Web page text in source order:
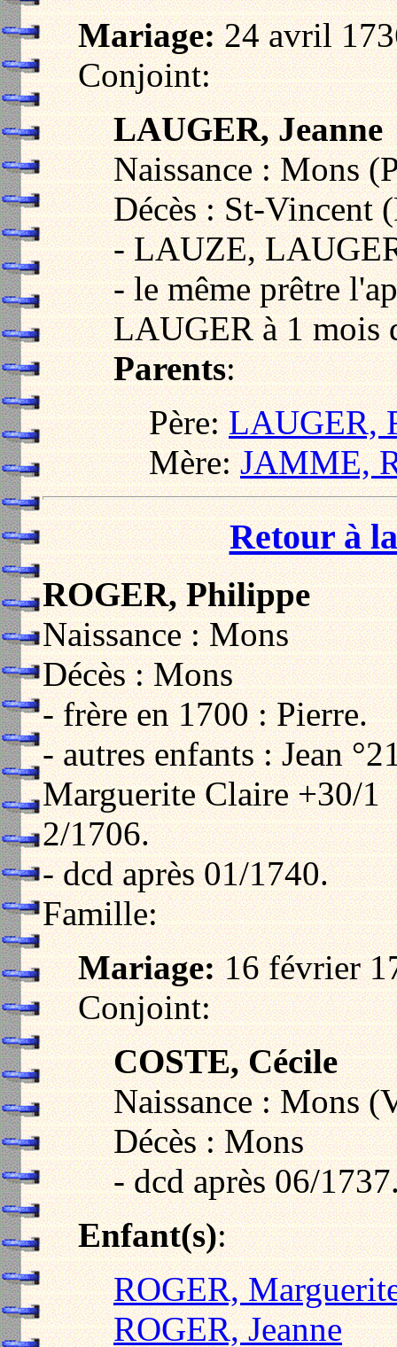
Mariage:24 avril
Conjoint:
LAUGER, Jeanne
Naissance : Mons
Décès : St-Vincent
- LAUZE,
- le même prêtre
LAUGER à 1 mois
Parents:
Père:LAUGER,
Mère:JAMME,
Retour à
ROGER, Philippe
Naissance : Mons
Décès : Mons
- frère en 1700 : Pierre.
- autres enfants : Jean
Marguerite Claire +30/1
2/1706.
- dcd après 01/1740.
Famille:
Mariage:16 février
Conjoint:
COSTE, Cécile
Naissance : Mons
Décès : Mons
- dcd après 06/
Enfant(s):
ROGER,
ROGER, Jeanne